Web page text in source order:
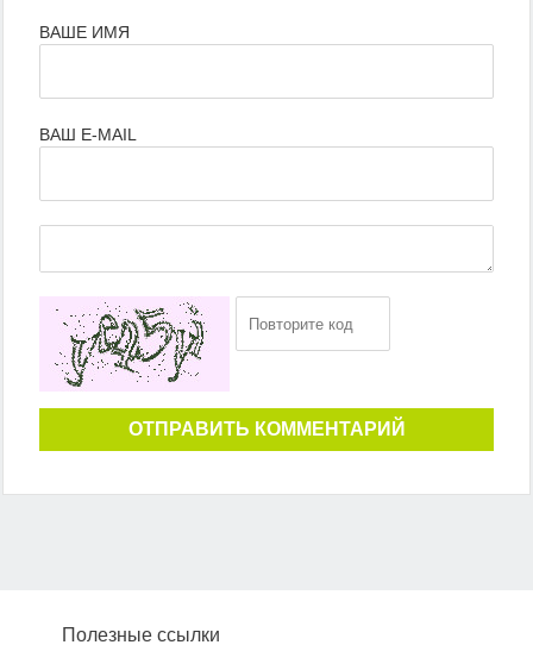
ВАШЕ ИМЯ
ВАШ E-MAIL
ОТПРАВИТЬ КОММЕНТАРИЙ
Полезные ссылки